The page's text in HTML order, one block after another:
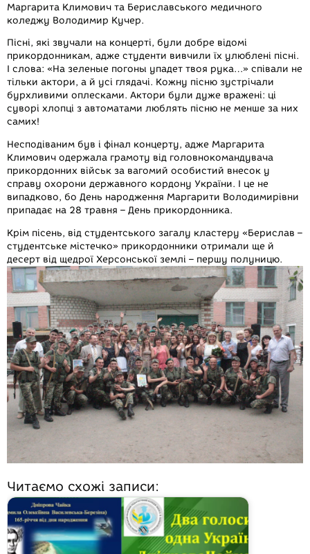
Маргарита Климович та Бериславського медичного
коледжу Володимир Кучер.
Пісні, які звучали на концерті, були добре відомі
прикордонникам, адже студенти вивчили їх улюблені пісні.
І слова: «На зеленые погоны упадет твоя рука…» співали не
тільки актори, а й усі глядачі. Кожну пісню зустрічали
бурхливими оплесками. Актори були дуже вражені: ці
суворі хлопці з автоматами люблять пісню не менше за них
самих!
Несподіваним був і фінал концерту, адже Маргарита
Климович одержала грамоту від головнокомандувача
прикордонних військ за вагомий особистий внесок у
справу охорони державного кордону України. І це не
випадково, бо День народження Маргарити Володимирівни
припадає на 28 травня – День прикордонника.
Крім пісень, від студентського загалу кластеру «Берислав –
студентське містечко» прикордонники отримали ще й
десерт від щедрої Херсонської землі – першу полуницю.
Читаємо схожі записи: